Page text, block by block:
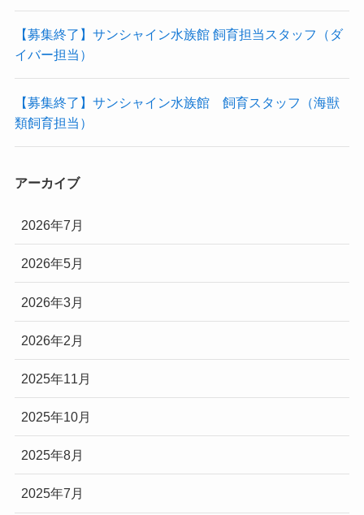
【募集終了】サンシャイン水族館 飼育担当スタッフ（ダ
イバー担当）
【募集終了】サンシャイン水族館 飼育スタッフ（海獣
類飼育担当）
アーカイブ
2026年7月
2026年5月
2026年3月
2026年2月
2025年11月
2025年10月
2025年8月
2025年7月